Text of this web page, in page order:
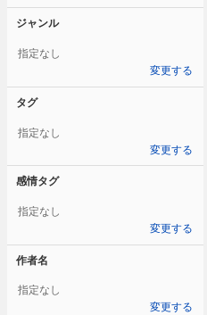
ジャンル
指定なし
変更する
タグ
指定なし
変更する
感情タグ
指定なし
変更する
作者名
指定なし
変更する